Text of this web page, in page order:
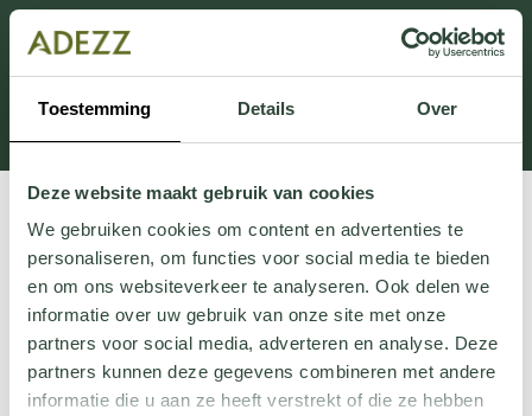
Toestemming Details Over
Deze website maakt gebruik van cookies
We gebruiken cookies om content en advertenties te
personaliseren, om functies voor social media te bieden
en om ons websiteverkeer te analyseren. Ook delen we
informatie over uw gebruik van onze site met onze
partners voor social media, adverteren en analyse. Deze
partners kunnen deze gegevens combineren met andere
informatie die u aan ze heeft verstrekt of die ze hebben
This section is currently under maintenance.
If you are missing information, you can call us at +31
413 745 423 or email us at